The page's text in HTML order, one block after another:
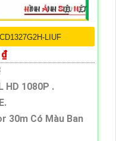
LIUF
HD 1080P .
30m Có Màu Ban